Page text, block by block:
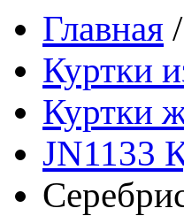
Главная /
Куртки
Куртки
JN1133